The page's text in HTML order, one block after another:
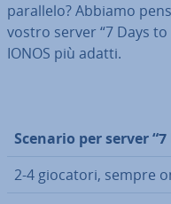
parallelo? Abbiamo
vostro server “7 Days
IONOS più adatti.
Scenario per server
2-4 giocatori, sempre